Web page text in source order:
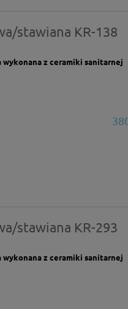
stawiana KR-138
z ceramiki sanitarnej
stawiana KR-293
z ceramiki sanitarnej